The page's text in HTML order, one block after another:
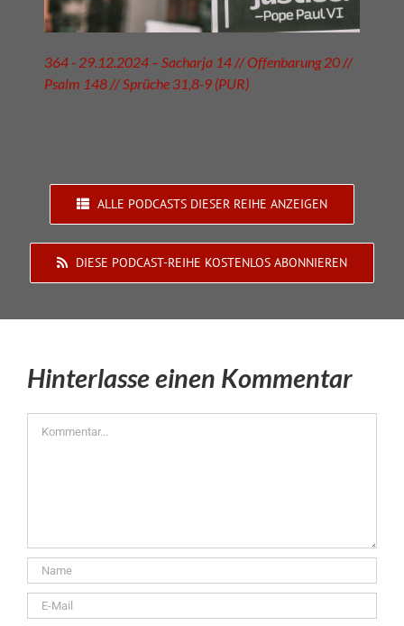
364 - 29.12.2024 – Sacharja 14 // Offenbarung 20 //
Psalm 148 // Sprüche 31,8-9 (PUR)
ALLE PODCASTS DIESER REIHE ANZEIGEN
DIESE PODCAST-REIHE KOSTENLOS ABONNIEREN
Hinterlasse einen Kommentar